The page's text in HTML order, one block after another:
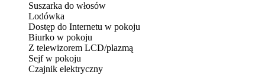
Suszarka do włosów
Lodówka
Dostęp do Internetu w pokoju
Biurko w pokoju
Z telewizorem LCD/plazmą
Sejf w pokoju
Czajnik elektryczny